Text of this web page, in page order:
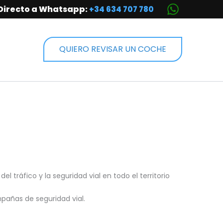
a Whatsapp:+34 634 707 780
QUIERO REVISAR UN COCHE
tráfico y la seguridad vial en todo el territorio
de seguridad vial.